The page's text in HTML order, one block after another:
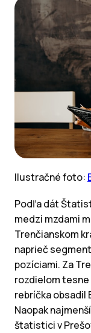
Ilustračné foto:
Podľa dát
medzi mzdami
Trenčianskom
naprieč
pozíciami. Za
rozdielom tesne
rebríčka obsadil
Naopak
štatistici v